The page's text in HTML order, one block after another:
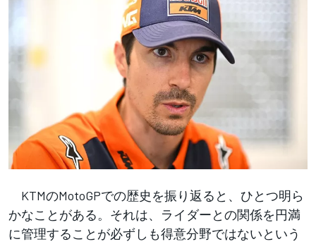
KTMのMotoGPでの歴史を振り返ると、ひとつ明ら
かなことがある。それは、ライダーとの関係を円満
に管理することが必ずしも得意分野ではないという